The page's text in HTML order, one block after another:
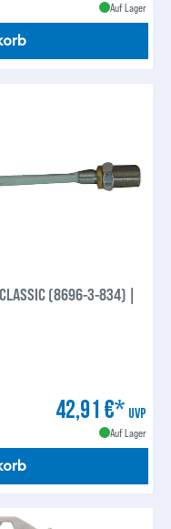
Auf Lager
CLASSIC (8696-3-834) |
42,91 €* UVP
Auf Lager